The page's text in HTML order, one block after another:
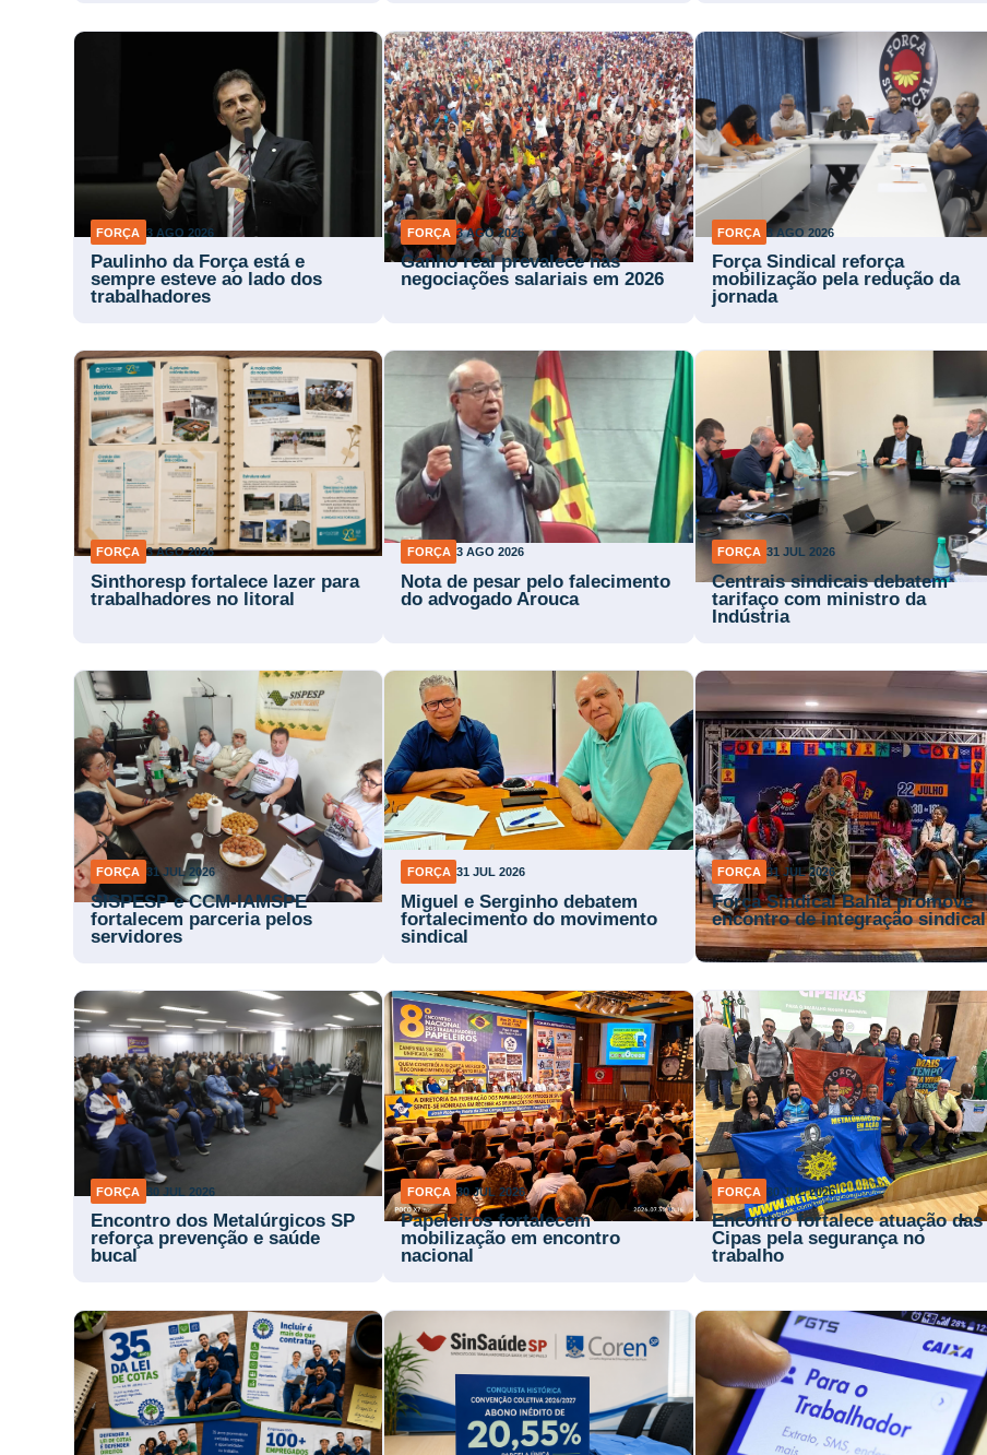
FORÇA 3 AGO 2026
Paulinho da Força está e
sempre esteve ao lado dos
trabalhadores
FORÇA 3 AGO 2026
Ganho real prevalece nas
negociações salariais em 2026
FORÇA 3 AGO 2026
Força Sindical reforça
mobilização pela redução da
jornada
FORÇA 3 AGO 2026
Sinthoresp fortalece lazer para
trabalhadores no litoral
FORÇA 3 AGO 2026
Nota de pesar pelo falecimento
do advogado Arouca
FORÇA 31 JUL 2026
Centrais sindicais debatem
tarifaço com ministro da
Indústria
FORÇA 31 JUL 2026
SISPESP e CCM-IAMSPE
fortalecem parceria pelos
servidores
FORÇA 31 JUL 2026
Miguel e Serginho debatem
fortalecimento do movimento
sindical
FORÇA 31 JUL 2026
Força Sindical Bahia promove
encontro de integração sindical
FORÇA 30 JUL 2026
Encontro dos Metalúrgicos SP
reforça prevenção e saúde
bucal
FORÇA 30 JUL 2026
Papeleiros fortalecem
mobilização em encontro
nacional
FORÇA 30 JUL 2026
Encontro fortalece atuação das
Cipas pela segurança no
trabalho